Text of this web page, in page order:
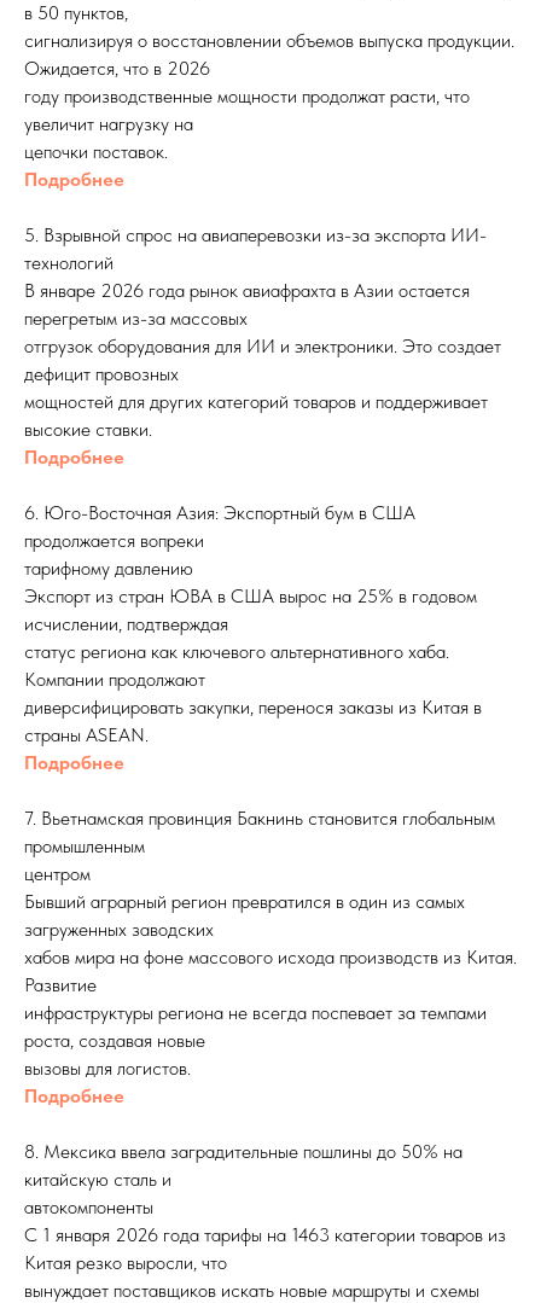
в 50 пунктов,
сигнализируя о восстановлении объемов выпуска продукции.
Ожидается, что в 2026
году производственные мощности продолжат расти, что
увеличит нагрузку на
цепочки поставок.
Подробнее
5. Взрывной спрос на авиаперевозки из-за экспорта ИИ-
технологий
В январе 2026 года рынок авиафрахта в Азии остается
перегретым из-за массовых
отгрузок оборудования для ИИ и электроники. Это создает
дефицит провозных
мощностей для других категорий товаров и поддерживает
высокие ставки.
Подробнее
6. Юго-Восточная Азия: Экспортный бум в США
продолжается вопреки
тарифному давлению
Экспорт из стран ЮВА в США вырос на 25% в годовом
исчислении, подтверждая
статус региона как ключевого альтернативного хаба.
Компании продолжают
диверсифицировать закупки, перенося заказы из Китая в
страны ASEAN.
Подробнее
7. Вьетнамская провинция Бакнинь становится глобальным
промышленным
центром
Бывший аграрный регион превратился в один из самых
загруженных заводских
хабов мира на фоне массового исхода производств из Китая.
Развитие
инфраструктуры региона не всегда поспевает за темпами
роста, создавая новые
вызовы для логистов.
Подробнее
8. Мексика ввела заградительные пошлины до 50% на
китайскую сталь и
автокомпоненты
С 1 января 2026 года тарифы на 1463 категории товаров из
Китая резко выросли, что
вынуждает поставщиков искать новые маршруты и схемы